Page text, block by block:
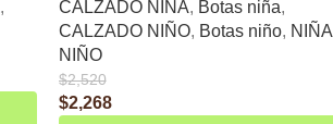
,
CALZADO NIÑA, Botas niña,
CALZADO NIÑO, Botas niño, NIÑA
NIÑO
$2,520
$2,268